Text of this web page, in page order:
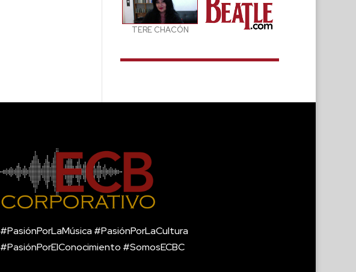
TERE CHACÓN
#PasiónPorLaMúsica #PasiónPorLaCultura
#PasiónPorElConocimiento #SomosECBC